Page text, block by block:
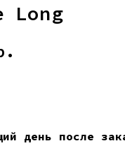
Long
день после